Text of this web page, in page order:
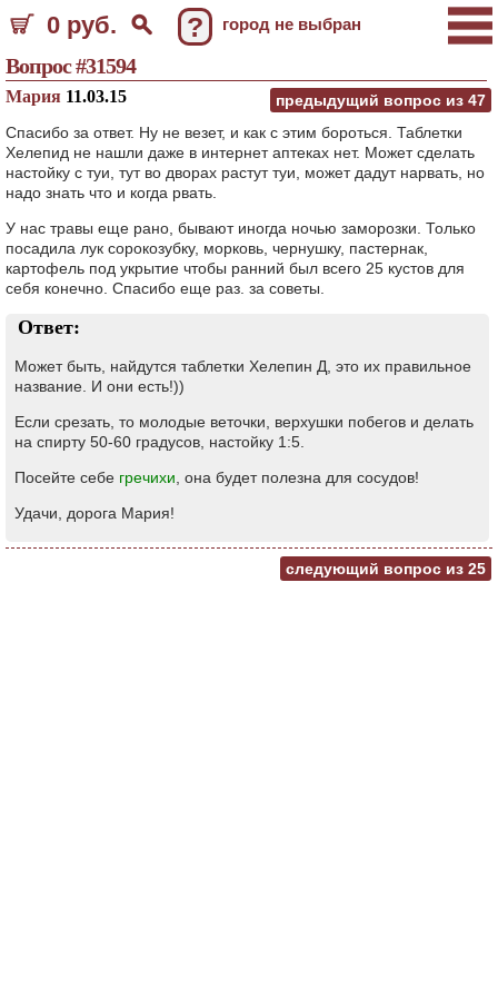
0 руб. ? город не выбран
Вопрос #31594
предыдущий вопрос из 47
Мария 11.03.15
Спасибо за ответ. Ну не везет, и как с этим бороться. Таблетки
Хелепид не нашли даже в интернет аптеках нет. Может сделать
настойку с туи, тут во дворах растут туи, может дадут нарвать, но
надо знать что и когда рвать.
У нас травы еще рано, бывают иногда ночью заморозки. Только
посадила лук сорокозубку, морковь, чернушку, пастернак,
картофель под укрытие чтобы ранний был всего 25 кустов для
себя конечно. Спасибо еще раз. за советы.
Ответ:
Может быть, найдутся таблетки Хелепин Д, это их правильное
название. И они есть!))
Если срезать, то молодые веточки, верхушки побегов и делать
на спирту 50-60 градусов, настойку 1:5.
Посейте себе гречихи , она будет полезна для сосудов!
Удачи, дорога Мария!
следующий вопрос из 25